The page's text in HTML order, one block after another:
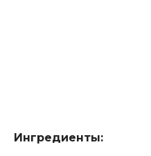
Ингредиенты: